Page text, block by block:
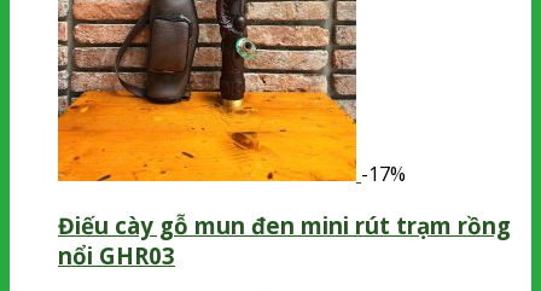
-17%
Điếu cày gỗ mun đen mini rút trạm rồng
nổi GHR03